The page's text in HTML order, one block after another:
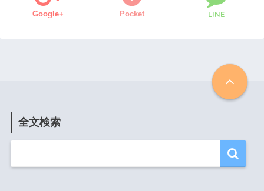
Google+ Pocket LINE
全文検索